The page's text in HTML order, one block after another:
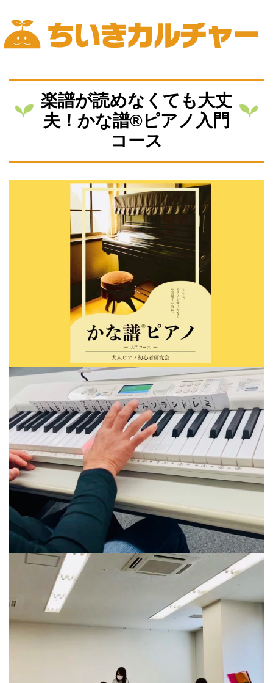
content
楽譜が読めなくても大丈
夫！かな譜®ピアノ入門
コース